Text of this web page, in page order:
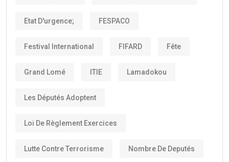
Etat D'urgence; FESPACO
Festival International FIFARD Fête
Grand Lomé ITIE Lamadokou
Les Députés Adoptent
Loi De Règlement Exercices
Lutte Contre Terrorisme Nombre De Deputés